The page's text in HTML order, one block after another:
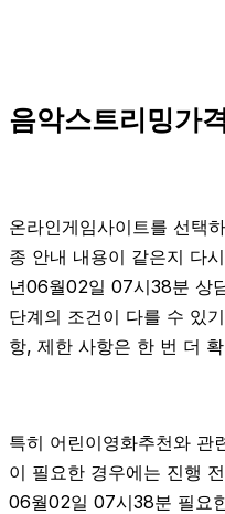
음악스트리밍가
온라인게임사이트를 선택
종 안내 내용이 같은지 다
년06월02일 07시38분 상
단계의 조건이 다를 수 있
항, 제한 사항은 한 번 더
특히 어린이영화추천와 관
이 필요한 경우에는 진행
06월02일 07시38분 필요